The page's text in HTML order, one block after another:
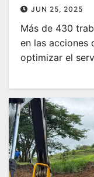
JUN 25, 2025
Más de 430
en las acciones
optimizar el